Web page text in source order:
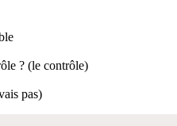
? (le contrôle)
pas)